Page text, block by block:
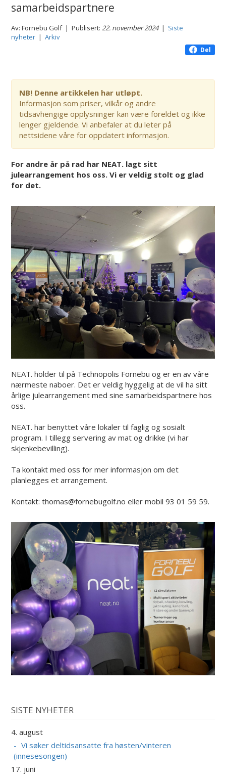
samarbeidspartnere
Av: Fornebu Golf | Publisert:22. november 2024| Siste
nyheter |Arkiv
Del
NB! Denne artikkelen har utløpt.
Informasjon som priser, vilkår og andre
tidsavhengige opplysninger kan være foreldet og ikke
lenger gjeldende. Vi anbefaler at du leter på
nettsidene våre for oppdatert informasjon.
For andre år på rad har NEAT. lagt sitt
julearrangement hos oss. Vi er veldig stolt og glad
for det.
NEAT. holder til på Technopolis Fornebu og er en av våre
nærmeste naboer. Det er veldig hyggelig at de vil ha sitt
årlige julearrangement med sine samarbeidspartnere hos
oss.
NEAT. har benyttet våre lokaler til faglig og sosialt
program. I tillegg servering av mat og drikke (vi har
skjenkebevilling).
Ta kontakt med oss for mer informasjon om det
planlegges et arrangement.
Kontakt: thomas@fornebugolf.no eller mobil 93 01 59 59.
SISTE NYHETER
4. august
Vi søker deltidsansatte fra høsten/vinteren
(innesesongen)
17. juni